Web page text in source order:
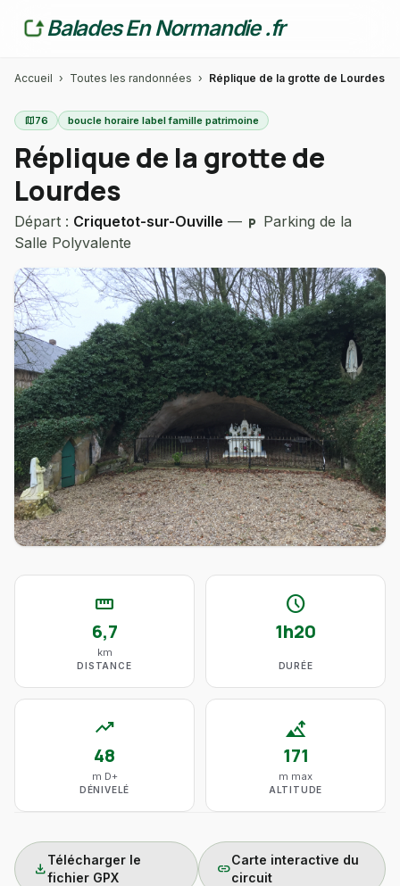
Balades En Normandie .fr
Accueil › Toutes les randonnées › Réplique de la grotte de Lourdes
map76 boucle horaire label famille patrimoine
Réplique de la grotte de
Lourdes
Départ : Criquetot-sur-Ouville — local_parking
Parking de la
Salle Polyvalente
straighten
6,7
km
DISTANCE
schedule
1h20
DURÉE
trending_up
48
m D+
DÉNIVELÉ
altitude
171
m max
ALTITUDE
download
Télécharger le
fichier GPX
link
Carte interactive du
circuit